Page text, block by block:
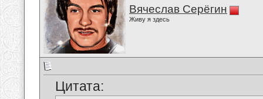
Вячеслав Серёгин
Живу я здесь
Цитата: